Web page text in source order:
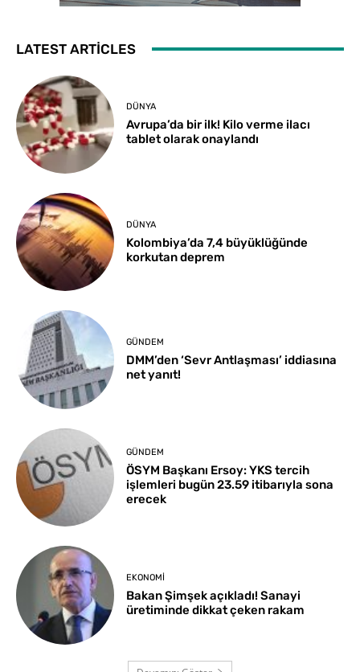
LATEST ARTICLES
DÜNYA
Avrupa’da bir ilk! Kilo verme ilacı
tablet olarak onaylandı
DÜNYA
Kolombiya’da 7,4 büyüklüğünde
korkutan deprem
GÜNDEM
DMM’den ‘Sevr Antlaşması’ iddiasına
net yanıt!
GÜNDEM
ÖSYM Başkanı Ersoy: YKS tercih
işlemleri bugün 23.59 itibarıyla sona
erecek
EKONOMI
Bakan Şimşek açıkladı! Sanayi
üretiminde dikkat çeken rakam